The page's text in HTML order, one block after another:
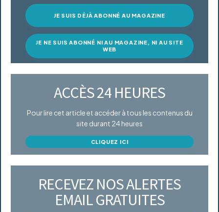
JE SUIS DÉJÀ ABONNÉ AU MAGAZINE
JE NE SUIS ABONNÉ NI AU MAGAZINE, NI AU SITE
WEB
ACCÈS 24 HEURES
Pour lire cet article et accéder à tous les contenus du
site durant 24 heures
CLIQUEZ ICI
RECEVEZ NOS ALERTES
EMAIL GRATUITES